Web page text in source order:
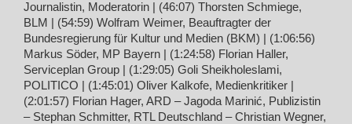
Journalistin, Moderatorin | (46:07) Thorsten Schmiege,
BLM | (54:59) Wolfram Weimer, Beauftragter der
Bundesregierung für Kultur und Medien (BKM) | (1:06:56)
Markus Söder, MP Bayern | (1:24:58) Florian Haller,
Serviceplan Group | (1:29:05) Goli Sheikholeslami,
POLITICO | (1:45:01) Oliver Kalkofe, Medienkritiker |
(2:01:57) Florian Hager, ARD – Jagoda Marinić, Publizistin
– Stephan Schmitter, RTL Deutschland – Christian Wegner,